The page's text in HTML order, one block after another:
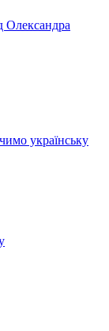
Олександра
українську